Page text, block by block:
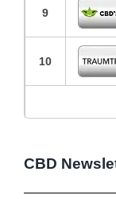
9
10
CBD